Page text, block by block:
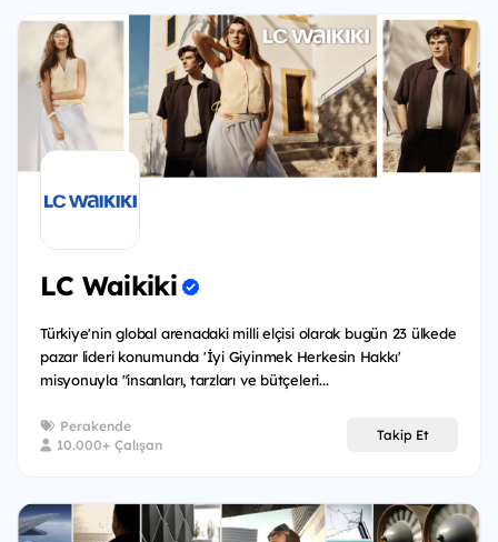
LC Waikiki
Türkiye'nin global arenadaki milli elçisi olarak bugün 23 ülkede
pazar lideri konumunda 'İyi Giyinmek Herkesin Hakkı'
misyonuyla "insanları, tarzları ve bütçeleri...
Perakende
10.000+ Çalışan
Takip Et